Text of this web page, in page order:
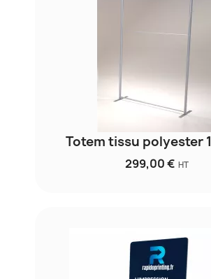
Totem tissu polyester
299,00 € HT